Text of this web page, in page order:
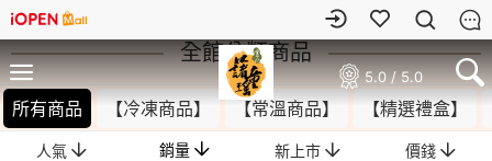
5.0 / 5.0
全館分類商品
所有商品 【冷凍商品】 【常溫商品】 【精選禮盒】
人氣 銷量 新上市 價錢